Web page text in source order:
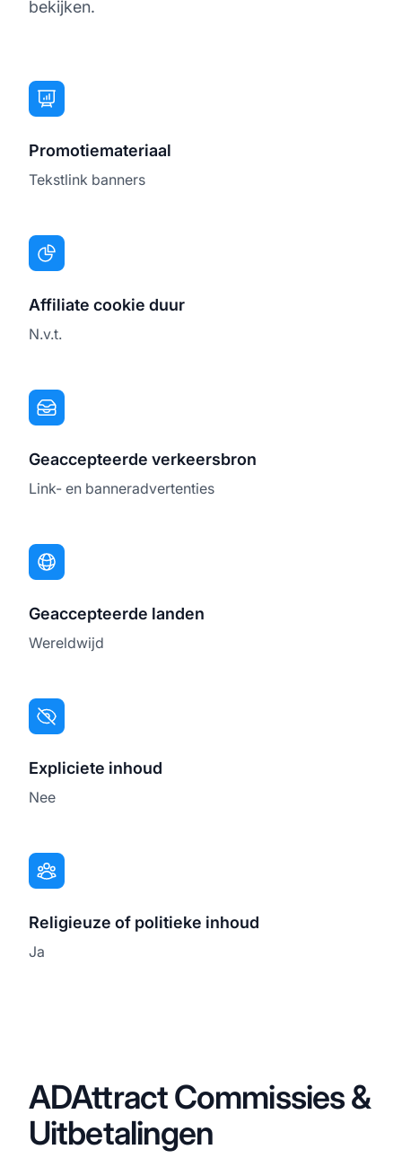
bekijken.
Promotiemateriaal
Tekstlink banners
Affiliate cookie duur
N.v.t.
Geaccepteerde verkeersbron
Link- en banneradvertenties
Geaccepteerde landen
Wereldwijd
Expliciete inhoud
Nee
Religieuze of politieke inhoud
Ja
ADAttract Commissies &
Uitbetalingen